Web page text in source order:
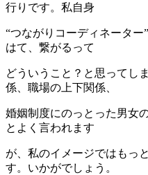
行りです。私自身
“つながりコーディネーター
はて、繋がるって
どういうこと？と思ってし
係、職場の上下関係、
婚姻制度にのっとった男女
とよく言われます
が、私のイメージではもっ
す。いかがでしょう。